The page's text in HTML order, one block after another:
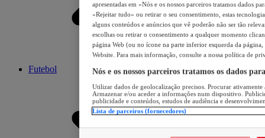
Futebol
apresentadas em «Nós e os nossos parceiros tratamos dados
«Rejeitar tudo» ou retirar o seu consentimento, estas
alguns conteúdos e anúncios que vê poderão não ser tão
escolhas ou retirar o consentimento a qualquer momento
página Web (ou no ícone na parte inferior esquerda da página,
Website. Para mais informação, consulte a nossa política de
Nós e os nossos parceiros tratamos os dados
Utilizar dados de geolocalização precisos. Procurar
Armazenar e/ou aceder a informações num dispositivo.
publicidade e conteúdos, estudos de audiência e
Lista de parceiros (fornecedores)